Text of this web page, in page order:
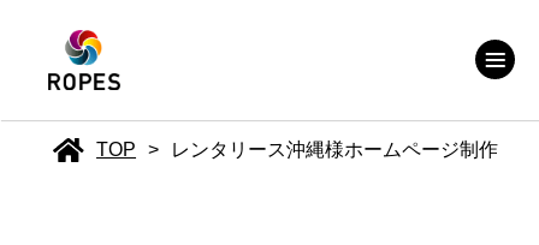
TOP > レンタリース沖縄様ホームページ制作